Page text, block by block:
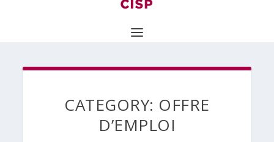
CATEGORY: OFFRE
D’EMPLOI